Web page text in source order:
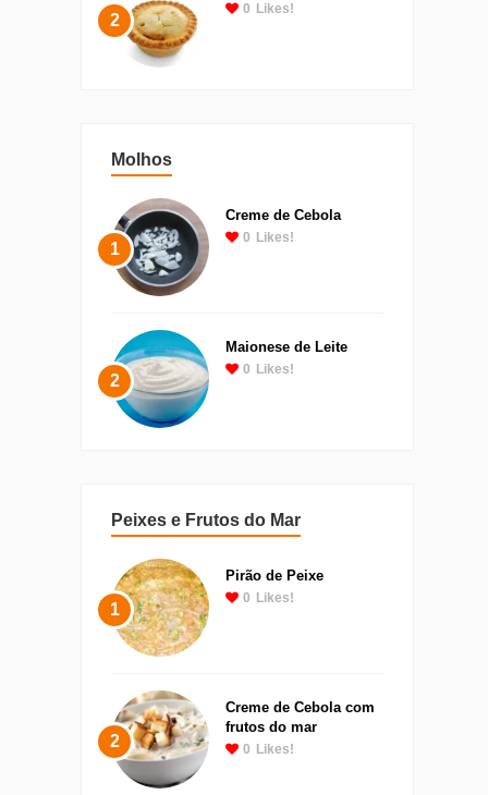
2
0 Likes!
Molhos
1
Creme de Cebola
0 Likes!
2
Maionese de Leite
0 Likes!
Peixes e Frutos do Mar
1
Pirão de Peixe
0 Likes!
2
Creme de Cebola com
frutos do mar
0 Likes!